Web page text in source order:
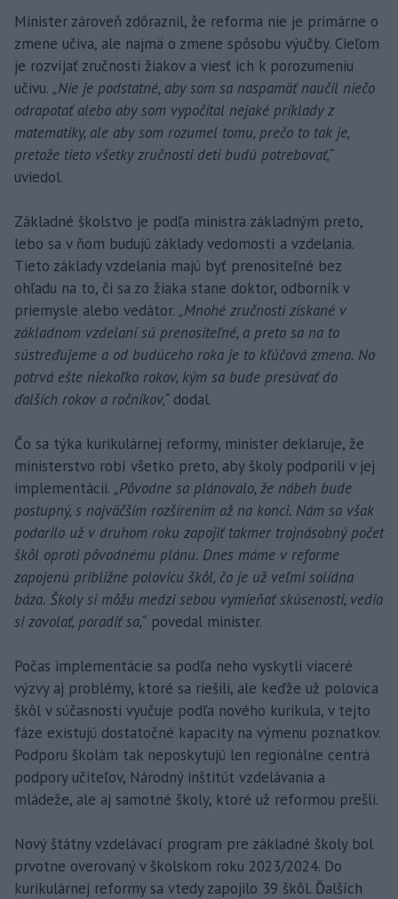
Minister zároveň zdôraznil, že reforma nie je primárne o
zmene učiva, ale najmä o zmene spôsobu výučby. Cieľom
je rozvíjať zručnosti žiakov a viesť ich k porozumeniu
učivu. „Nie je podstatné, aby som sa naspamäť naučil niečo
odrapotať alebo aby som vypočítal nejaké príklady z
matematiky, ale aby som rozumel tomu, prečo to tak je,
pretože tieto všetky zručnosti deti budú potrebovať,“
uviedol.
Základné školstvo je podľa ministra základným preto,
lebo sa v ňom budujú základy vedomostí a vzdelania.
Tieto základy vzdelania majú byť prenositeľné bez
ohľadu na to, či sa zo žiaka stane doktor, odborník v
priemysle alebo vedátor. „Mnohé zručnosti získané v
základnom vzdelaní sú prenositeľné, a preto sa na to
sústreďujeme a od budúceho roka je to kľúčová zmena. No
potrvá ešte niekoľko rokov, kým sa bude presúvať do
ďalších rokov a ročníkov,“ dodal.
Čo sa týka kurikulárnej reformy, minister deklaruje, že
ministerstvo robí všetko preto, aby školy podporili v jej
implementácii. „Pôvodne sa plánovalo, že nábeh bude
postupný, s najväčším rozšírením až na konci. Nám sa však
podarilo už v druhom roku zapojiť takmer trojnásobný počet
škôl oproti pôvodnému plánu. Dnes máme v reforme
zapojenú približne polovicu škôl, čo je už veľmi solídna
báza. Školy si môžu medzi sebou vymieňať skúsenosti, vedia
si zavolať, poradiť sa,“ povedal minister.
Počas implementácie sa podľa neho vyskytli viaceré
výzvy aj problémy, ktoré sa riešili, ale keďže už polovica
škôl v súčasnosti vyučuje podľa nového kurikula, v tejto
fáze existujú dostatočné kapacity na výmenu poznatkov.
Podporu školám tak neposkytujú len regionálne centrá
podpory učiteľov, Národný inštitút vzdelávania a
mládeže, ale aj samotné školy, ktoré už reformou prešli.
Nový štátny vzdelávací program pre základné školy bol
prvotne overovaný v školskom roku 2023/2024. Do
kurikulárnej reformy sa vtedy zapojilo 39 škôl. Ďalších